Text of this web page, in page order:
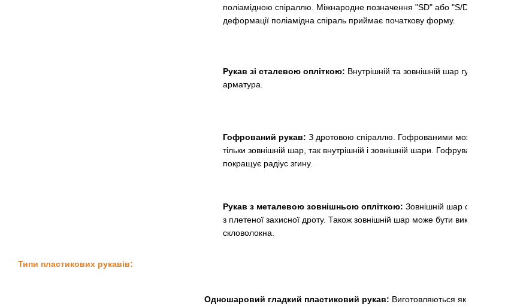
поліамідною спіраллю. Міжнародне позначення "SD" або "S/D". Після
деформації поліамідна спіраль приймає початкову форму.
Рукав зі сталевою опліткою: Внутрішній та зовнішній шар гума, сталева
арматура.
Гофрований рукав: З дротовою спіраллю. Гофрованими можуть бути як
тільки зовнішній шар, так внутрішній і зовнішній шари. Гофрування
покращує радіус згину.
Рукав з металевою зовнішньою опліткою: Зовнішній шар складається
з плетеної захисної дроту. Також зовнішній шар може бути виконаний зі
скловолокна.
Типи пластикових рукавів:
Одношаровий гладкий пластиковий рукав: Виготовляються як без